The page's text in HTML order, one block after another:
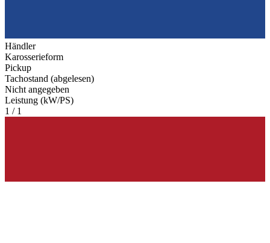
Händler
Karosserieform
Pickup
Tachostand (abgelesen)
Nicht angegeben
Leistung (kW/PS)
1 / 1